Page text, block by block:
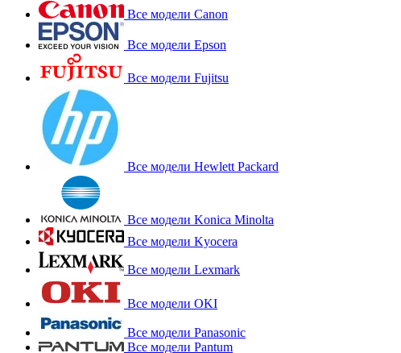
Все модели Canon
Все модели Epson
Все модели Fujitsu
Все модели Hewlett Packard
Все модели Konica Minolta
Все модели Kyocera
Все модели Lexmark
Все модели OKI
Все модели Panasonic
Все модели Pantum